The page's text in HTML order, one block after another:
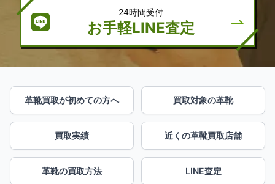
24時間受付
お手軽LINE査定
革靴買取が初めての方へ 買取対象の革靴
買取実績 近くの革靴買取店舗
革靴の買取方法 LINE査定